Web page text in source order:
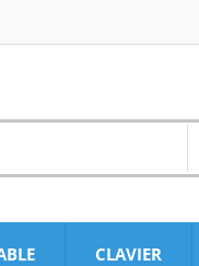
CLAVIER